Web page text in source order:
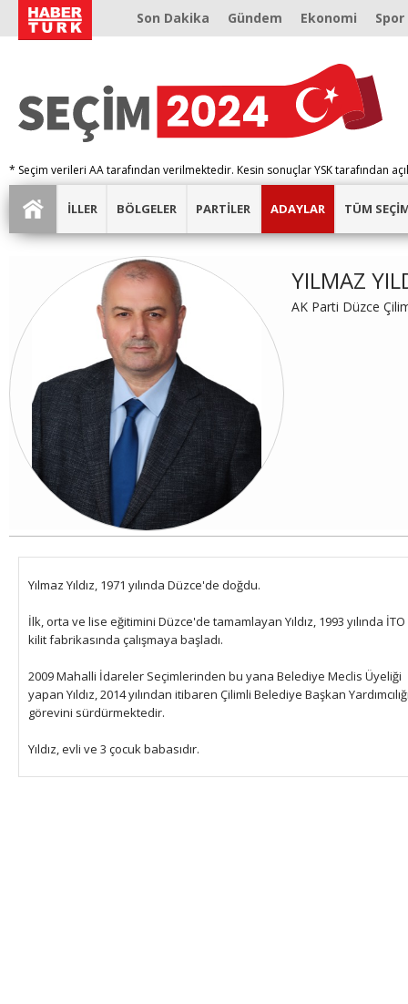
Son Dakika Gündem Ekonomi Spor
* Seçim verileri AA tarafından verilmektedir. Kesin sonuçlar YSK tarafından
İLLER BÖLGELER PARTİLER ADAYLAR TÜM
YILMAZ
AK Parti Düzce
Yılmaz Yıldız, 1971 yılında Düzce'de doğdu.
İlk, orta ve lise eğitimini Düzce'de tamamlayan Yıldız, 1993 yılında İTO
kilit fabrikasında çalışmaya başladı.
2009 Mahalli İdareler Seçimlerinden bu yana Belediye Meclis Üyeliği
yapan Yıldız, 2014 yılından itibaren Çilimli Belediye Başkan
görevini sürdürmektedir.
Yıldız, evli ve 3 çocuk babasıdır.